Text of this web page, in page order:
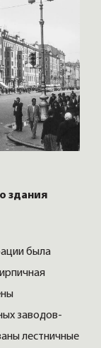
здания
была
заводов-
лестничные